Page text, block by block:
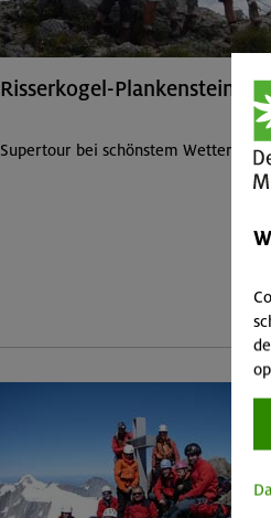
Risserkogel-Plankenstein
Supertour bei schönstem Wetter